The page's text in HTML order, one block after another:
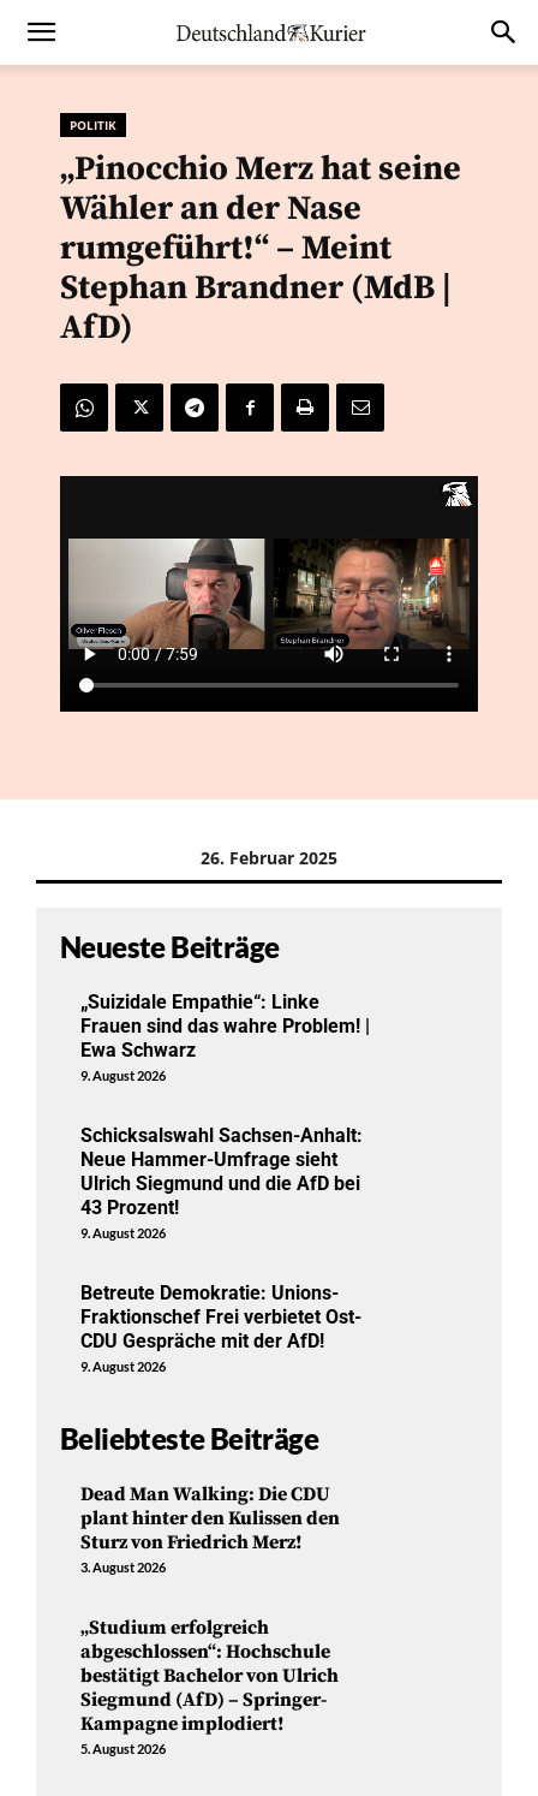
POLITIK
„Pinocchio Merz hat seine
Wähler an der Nase
rumgeführt!“ – Meint
Stephan Brandner (MdB |
AfD)
26. Februar 2025
Neueste Beiträge
„Suizidale Empathie“: Linke
Frauen sind das wahre Problem! |
Ewa Schwarz
9. August 2026
Schicksalswahl Sachsen-Anhalt:
Neue Hammer-Umfrage sieht
Ulrich Siegmund und die AfD bei
43 Prozent!
9. August 2026
Betreute Demokratie: Unions-
Fraktionschef Frei verbietet Ost-
CDU Gespräche mit der AfD!
9. August 2026
Beliebteste Beiträge
Dead Man Walking: Die CDU
plant hinter den Kulissen den
Sturz von Friedrich Merz!
3. August 2026
„Studium erfolgreich
abgeschlossen“: Hochschule
bestätigt Bachelor von Ulrich
Siegmund (AfD) – Springer-
Kampagne implodiert!
5. August 2026